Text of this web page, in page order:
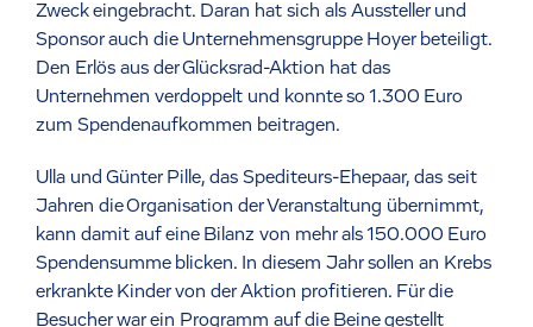
Zweck eingebracht. Daran hat sich als Aussteller und
Sponsor auch die Unternehmensgruppe Hoyer beteiligt.
Den Erlös aus der Glücksrad-Aktion hat das
Unternehmen verdoppelt und konnte so 1.300 Euro
zum Spendenaufkommen beitragen.
Ulla und Günter Pille, das Spediteurs-Ehepaar, das seit
Jahren die Organisation der Veranstaltung übernimmt,
kann damit auf eine Bilanz von mehr als 150.000 Euro
Spendensumme blicken. In diesem Jahr sollen an Krebs
erkrankte Kinder von der Aktion profitieren. Für die
Besucher war ein Programm auf die Beine gestellt